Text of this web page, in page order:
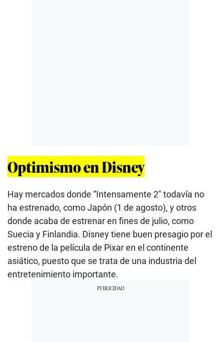
Optimismo en Disney
Hay mercados donde “Intensamente 2″ todavía no
ha estrenado, como Japón (1 de agosto), y otros
donde acaba de estrenar en fines de julio, como
Suecia y Finlandia. Disney tiene buen presagio por el
estreno de la película de Pixar en el continente
asiático, puesto que se trata de una industria del
entretenimiento importante.